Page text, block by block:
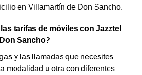
en Villamartín de Don Sancho.
tarifas de móviles con Jazztel
Sancho?
y las llamadas que necesites
modalidad u otra con diferentes